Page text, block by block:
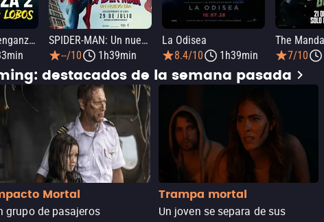
En busca de venganza 2: Ciudad de los lobos
SPIDER-MAN: Un nuevo día
--/10
1h39min
La Odisea
8.4/10
1h39min
7/10
destacados de la semana pasada
Mortal
grupo de pasajeros
Trampa mortal
Un joven se separa de sus